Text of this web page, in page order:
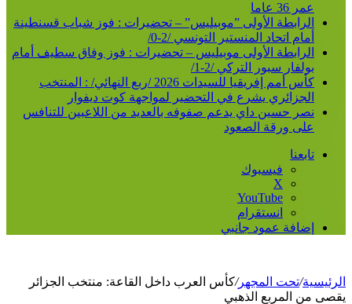
عمر 36 عاما
الرابطة الأولى ”موبيليس” – تحضيرات : فوز شباب قسنطينة
أمام اتحاد المنستير التونسي /2-0/
الرابطة الأولى موبيليس – تحضيرات : فوز وفاق سطيف أمام
بولفار سبور التركي /2-1/
كأس أمم إفريقيا للسيدات 2026 /ربع النهائي/ : المنتخب
الجزائري يشرع في التحضير لمواجهة كوت ديفوار
نصر حسين داي يدعم صفوفه بالعديد من اللاعبين للتنافس
على ورقة الصعود
تابعنا
فيسبوك
‫X
‫YouTube
انستقرام
إضافة عمود جانبي
الرئيسية/تحت المجهر/كأس العرب داخل القاعة: منتخب الجزائر
يقصى من المربع الذهبي